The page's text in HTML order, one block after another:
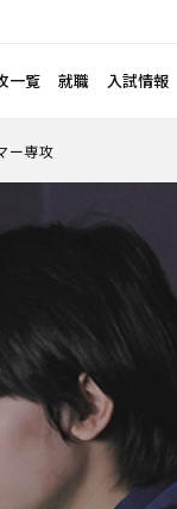
一覧 就職 入試情報
ー専攻